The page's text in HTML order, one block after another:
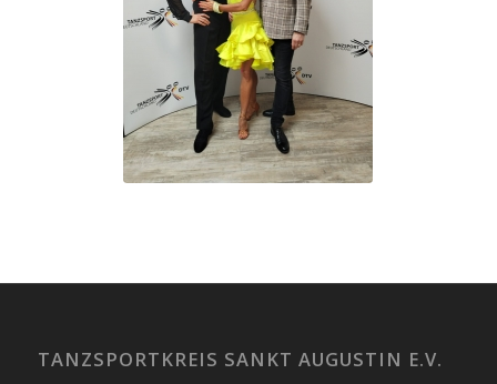
TANZSPORTKREIS SANKT AUGUSTIN E.V.